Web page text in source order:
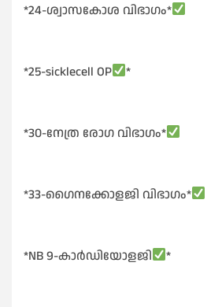
*24-ശ്വാസകോശ വിഭാഗം*
*25-sicklecell OP *
*30-നേത്ര രോഗ വിഭാഗം*
*33-ഗൈനക്കോളജി വിഭാഗം*
*NB 9-കാർഡിയോളജി *